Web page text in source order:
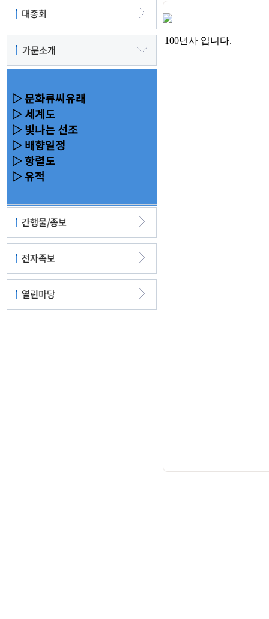
▷ 문화류씨유래
▷ 세계도
▷ 빛나는 선조
▷ 배향일정
▷ 항렬도
▷ 유적